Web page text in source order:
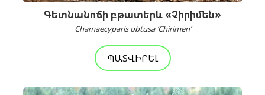
Գետնանոճի բթատերև «Չիրիմեն»
Chamaecyparis obtusa ‘Chirimen’
ՊԱՏՎԻՐԵԼ